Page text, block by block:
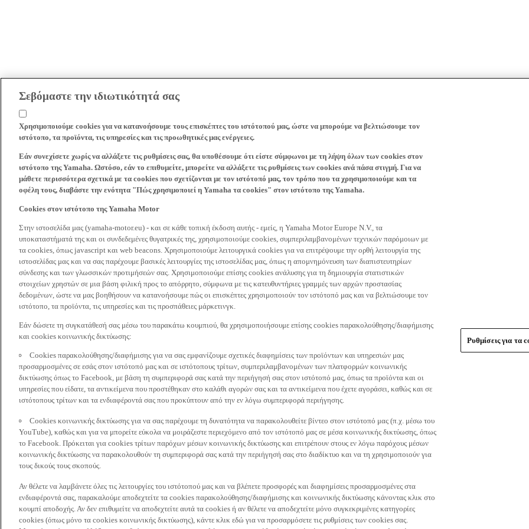
Σεβόμαστε την ιδιωτικότητά σας
Χρησιμοποιούμε cookies για να κατανοήσουμε τους επισκέπτες του ιστότοπού μας, ώστε να μπορούμε να βελτιώσουμε τον
ιστότοπο, τα προϊόντα, τις υπηρεσίες και τις προωθητικές μας ενέργειες.
Εάν συνεχίσετε χωρίς να αλλάξετε τις ρυθμίσεις σας, θα υποθέσουμε ότι είστε σύμφωνοι με τη λήψη όλων των cookies στον
ιστότοπο της Yamaha. Ωστόσο, εάν το επιθυμείτε, μπορείτε να αλλάξετε τις ρυθμίσεις των cookies ανά πάσα στιγμή. Για να
μάθετε περισσότερα σχετικά με τα cookies που σχετίζονται με τον ιστότοπό μας, τον τρόπο που τα χρησιμοποιούμε και τα
οφέλη τους, διαβάστε την ενότητα "Πώς χρησιμοποιεί η Yamaha τα cookies" στον ιστότοπο της Yamaha.
Cookies στον ιστότοπο της Yamaha Motor
Στην ιστοσελίδα μας (yamaha-motor.eu) - και σε κάθε τοπική έκδοση αυτής - εμείς, η Yamaha Motor Europe N.V., τα
υποκαταστήματά της και οι συνδεδεμένες θυγατρικές της, χρησιμοποιούμε cookies, συμπεριλαμβανομένων τεχνικών παρόμοιων με
τα cookies, όπως javascript και web beacons. Χρησιμοποιούμε λειτουργικά cookies για να επιτρέψουμε την ορθή λειτουργία της
ιστοσελίδας μας και να σας παρέχουμε βασικές λειτουργίες της ιστοσελίδας μας, όπως η απομνημόνευση των διαπιστευτηρίων
σύνδεσης και των γλωσσικών προτιμήσεών σας. Χρησιμοποιούμε επίσης cookies ανάλυσης για τη δημιουργία στατιστικών
στοιχείων χρηστών σε μια βάση φιλική προς το απόρρητο, σύμφωνα με τις κατευθυντήριες γραμμές των αρχών προστασίας
δεδομένων, ώστε να μας βοηθήσουν να κατανοήσουμε πώς οι επισκέπτες χρησιμοποιούν τον ιστότοπό μας και να βελτιώσουμε τον
ιστότοπο, τα προϊόντα, τις υπηρεσίες και τις προσπάθειες μάρκετινγκ.
Εάν δώσετε τη συγκατάθεσή σας μέσω του παρακάτω κουμπιού, θα χρησιμοποιήσουμε επίσης cookies παρακολούθησης/διαφήμισης
και cookies κοινωνικής δικτύωσης:
Cookies παρακολούθησης/διαφήμισης για να σας εμφανίζουμε σχετικές διαφημίσεις των προϊόντων και υπηρεσιών μας
προσαρμοσμένες σε εσάς στον ιστότοπό μας και σε ιστότοπους τρίτων, συμπεριλαμβανομένων των πλατφορμών κοινωνικής
δικτύωσης όπως το Facebook, με βάση τη συμπεριφορά σας κατά την περιήγησή σας στον ιστότοπό μας, όπως τα προϊόντα και οι
υπηρεσίες που είδατε, τα αντικείμενα που προστέθηκαν στο καλάθι αγορών σας και τα αντικείμενα που έχετε αγοράσει, καθώς και σε
ιστότοπους τρίτων και τα ενδιαφέροντά σας που προκύπτουν από την εν λόγω συμπεριφορά περιήγησης.
Cookies κοινωνικής δικτύωσης για να σας παρέχουμε τη δυνατότητα να παρακολουθείτε βίντεο στον ιστότοπό μας (π.χ. μέσω του
YouTube), καθώς και για να μπορείτε εύκολα να μοιράζεστε περιεχόμενο από τον ιστότοπό μας σε μέσα κοινωνικής δικτύωσης, όπως
το Facebook. Πρόκειται για cookies τρίτων παρόχων μέσων κοινωνικής δικτύωσης και επιτρέπουν στους εν λόγω παρόχους μέσων
κοινωνικής δικτύωσης να παρακολουθούν τη συμπεριφορά σας κατά την περιήγησή σας στο διαδίκτυο και να τη χρησιμοποιούν για
τους δικούς τους σκοπούς.
Αν θέλετε να λαμβάνετε όλες τις λειτουργίες του ιστότοπού μας και να βλέπετε προσφορές και διαφημίσεις προσαρμοσμένες στα
ενδιαφέροντά σας, παρακαλούμε αποδεχτείτε τα cookies παρακολούθησης/διαφήμισης και κοινωνικής δικτύωσης κάνοντας κλικ στο
κουμπί αποδοχής. Αν δεν επιθυμείτε να αποδεχτείτε αυτά τα cookies ή αν θέλετε να αποδεχτείτε μόνο συγκεκριμένες κατηγορίες
cookies (όπως μόνο τα cookies κοινωνικής δικτύωσης), κάντε κλικ εδώ για να προσαρμόσετε τις ρυθμίσεις των cookies σας.
Ρυθμίσεις για τα